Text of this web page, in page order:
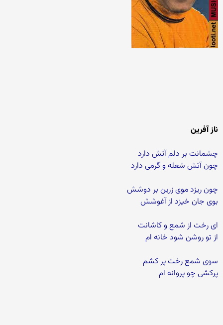
ناز آفرین
چشمانت بر دلم آتش دارد
چون آتش شعله و گرمی دارد
چون ریزد موی زرین بر دوشش
بوی جان خیزد از آغوشش
ای رخت از شمع و کاشانت
از تو روشن شود خانه ام
سوی شمع رخت پر کشم
پرکشی چو پروانه ام